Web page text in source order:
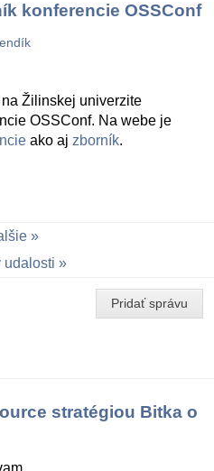
konferencie OSSConf
Žilinskej univerzite
OSSConf. Na webe je
ako aj zborník.
udalosti
Pridať správu
stratégiou Bitka o